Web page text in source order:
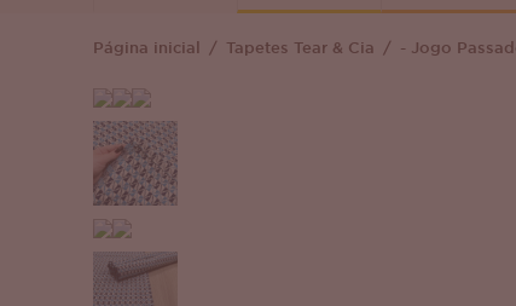
Página inicial Tapetes Tear & Cia - Jogo